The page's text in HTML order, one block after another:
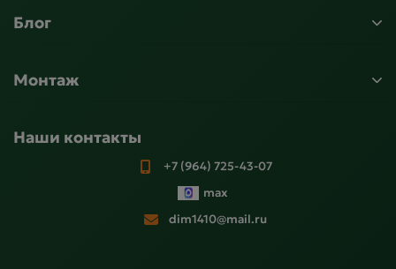
Блог
Монтаж
Наши контакты
+7 (964) 725-43-07
max
dim1410@mail.ru